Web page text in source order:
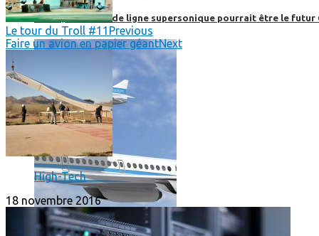
Boom, cet avion de ligne supersonique pourrait être le futur
Le tour du Troll #11 Previous
Faire un avion en papier géantNext
High-Tech
18 novembre 2016